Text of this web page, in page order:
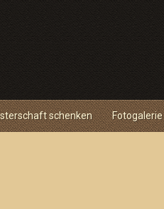
schenken Fotogalerie